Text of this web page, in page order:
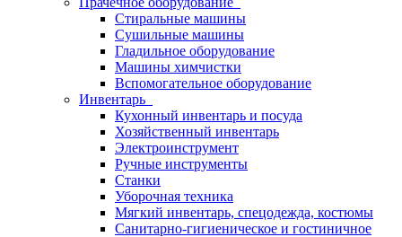
Стиральные машины
Сушильные машины
Гладильное оборудование
Машины химчистки
Вспомогательное оборудование
Инвентарь
Кухонный инвентарь и посуда
Хозяйственный инвентарь
Электроинструмент
Ручные инструменты
Станки
Уборочная техника
Мягкий инвентарь, спецодежда, костюмы
Санитарно-гигиеническое и гостиничное